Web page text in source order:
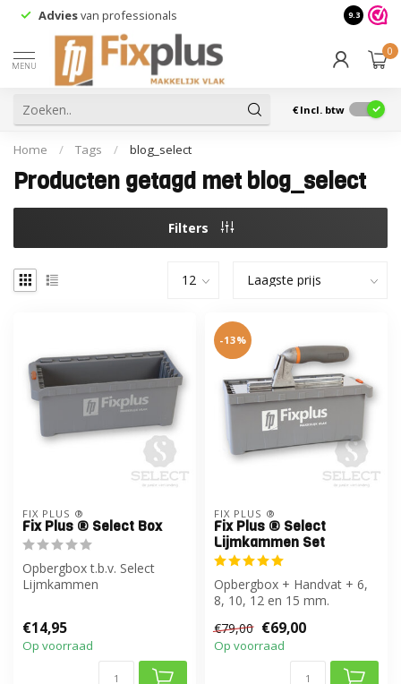
Adviesvan professionals 9.3
MENU
0
€ Incl. btw
Home / Tags / blog_select
Producten getagd met blog_select
Filters
FIX PLUS ®
Fix Plus ® Select Box
Opbergbox t.b.v. Select
Lijmkammen
€14,95
Op voorraad
-13%
FIX PLUS ®
Fix Plus ® Select
Lijmkammen Set
Opbergbox + Handvat + 6,
8, 10, 12 en 15 mm.
€79,00 €69,00
Op voorraad